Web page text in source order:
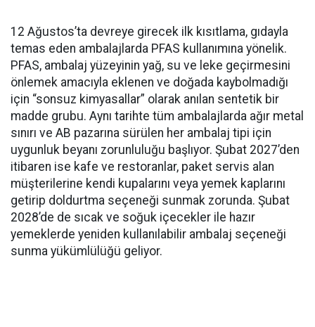
12 Ağustos’ta devreye girecek ilk kısıtlama, gıdayla
temas eden ambalajlarda PFAS kullanımına yönelik.
PFAS, ambalaj yüzeyinin yağ, su ve leke geçirmesini
önlemek amacıyla eklenen ve doğada kaybolmadığı
için “sonsuz kimyasallar” olarak anılan sentetik bir
madde grubu. Aynı tarihte tüm ambalajlarda ağır metal
sınırı ve AB pazarına sürülen her ambalaj tipi için
uygunluk beyanı zorunluluğu başlıyor. Şubat 2027’den
itibaren ise kafe ve restoranlar, paket servis alan
müşterilerine kendi kupalarını veya yemek kaplarını
getirip doldurtma seçeneği sunmak zorunda. Şubat
2028’de de sıcak ve soğuk içecekler ile hazır
yemeklerde yeniden kullanılabilir ambalaj seçeneği
sunma yükümlülüğü geliyor.